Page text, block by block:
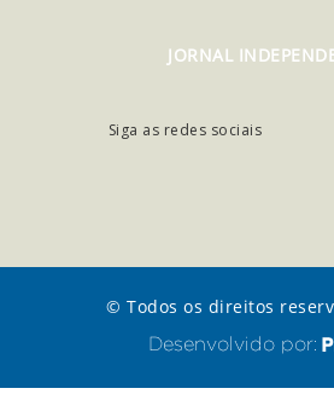
JORNAL
Siga as redes sociais
© Todos os direitos